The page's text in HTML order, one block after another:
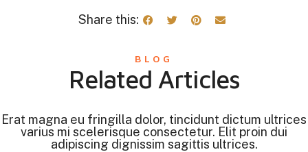
Share this:
BLOG
Related Articles
Erat magna eu fringilla dolor, tincidunt dictum ultrices
varius mi scelerisque consectetur. Elit proin dui
adipiscing dignissim sagittis ultrices.